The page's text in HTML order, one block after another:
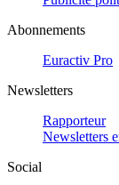
Abonnements
Euractiv Pro
Newsletters
Rapporteur
Newsletters
Social